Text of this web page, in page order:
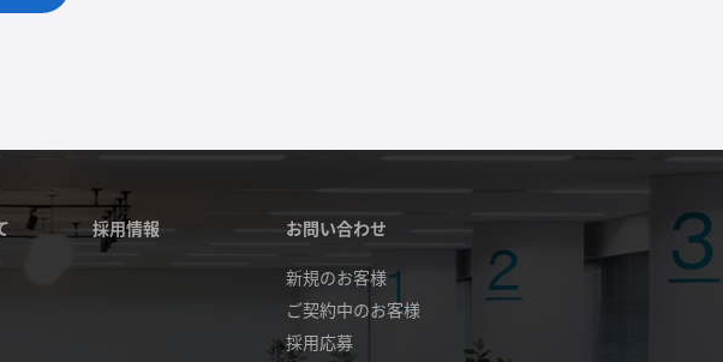
採用情報 お問い合わせ
新規のお客様
ご契約中のお客様
採用応募